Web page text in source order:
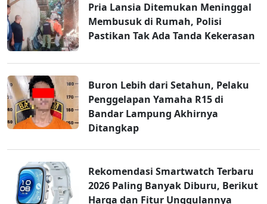
Pria Lansia Ditemukan Meninggal
Membusuk di Rumah, Polisi
Pastikan Tak Ada Tanda Kekerasan
Buron Lebih dari Setahun, Pelaku
Penggelapan Yamaha R15 di
Bandar Lampung Akhirnya
Ditangkap
Rekomendasi Smartwatch Terbaru
2026 Paling Banyak Diburu, Berikut
Harga dan Fitur Unggulannya